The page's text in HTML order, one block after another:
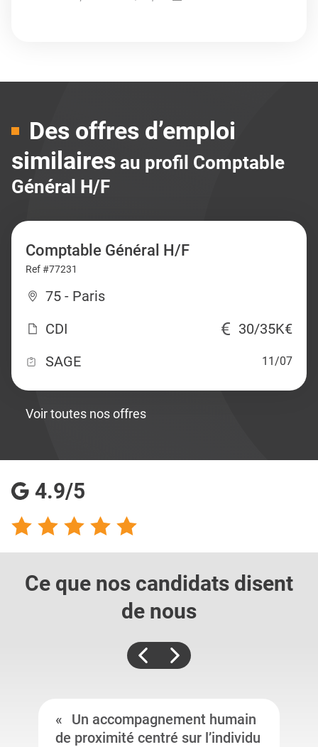
Des offres d’emploi
similaires au profil Comptable
Général H/F
Comptable Général H/F
Ref #77231
75 - Paris
CDI
30/35K€
SAGE
11/07
Voir toutes nos offres
4.9/5
Ce que nos candidats disent
de nous
Un accompagnement humain
de proximité centré sur l’individu